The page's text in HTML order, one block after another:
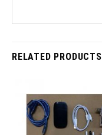
RELATED PRODUCTS